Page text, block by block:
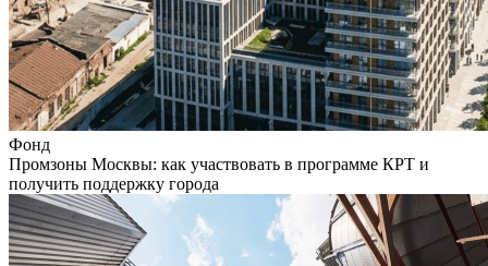
Фонд
Промзоны Москвы: как участвовать в программе КРТ и
получить поддержку города